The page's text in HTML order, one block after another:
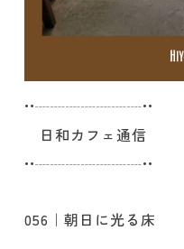
••┈┈┈┈┈┈┈••
日和カフェ通信
••┈┈┈┈┈┈┈••
056｜朝日に光る床